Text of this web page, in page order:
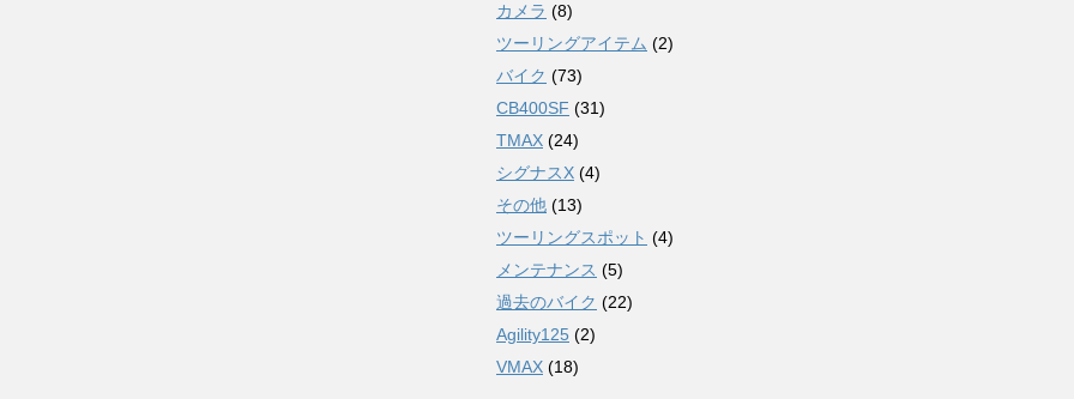
カメラ (8)
ツーリングアイテム (2)
バイク (73)
CB400SF (31)
TMAX (24)
シグナスX (4)
その他 (13)
ツーリングスポット (4)
メンテナンス (5)
過去のバイク (22)
Agility125 (2)
VMAX (18)